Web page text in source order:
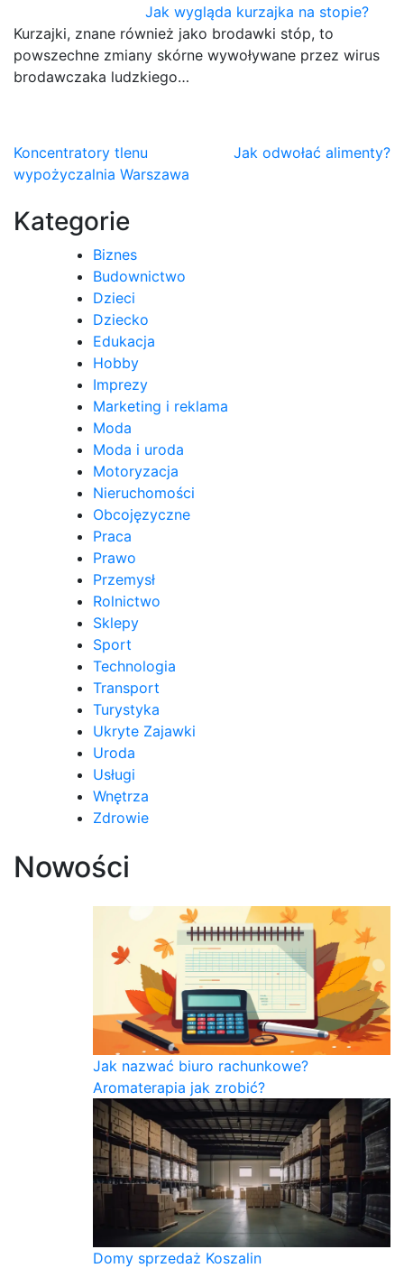
Jak wygląda kurzajka na stopie?
Kurzajki, znane również jako brodawki stóp, to
powszechne zmiany skórne wywoływane przez wirus
brodawczaka ludzkiego…
Nawigacja
wpisu
Koncentratory tlenu
wypożyczalnia Warszawa
Jak odwołać alimenty?
Kategorie
Biznes
Budownictwo
Dzieci
Dziecko
Edukacja
Hobby
Imprezy
Marketing i reklama
Moda
Moda i uroda
Motoryzacja
Nieruchomości
Obcojęzyczne
Praca
Prawo
Przemysł
Rolnictwo
Sklepy
Sport
Technologia
Transport
Turystyka
Ukryte Zajawki
Uroda
Usługi
Wnętrza
Zdrowie
Nowości
Jak nazwać biuro rachunkowe?
Aromaterapia jak zrobić?
Domy sprzedaż Koszalin